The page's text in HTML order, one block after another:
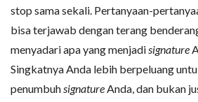
stop sama sekali. Pertanyaan-
bisa terjawab dengan terang
menyadari apa yang menjadisignature
Singkatnya Anda lebih berpeluang
penumbuhsignatureAnda, dan bukan